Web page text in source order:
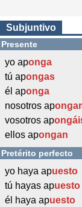
Subjuntivo
Presente
yo aponga
tú apongas
él aponga
nosotros ap
vosotros ap
ellos apongan
Pretérito perfecto
yo haya apuesto
tú hayas apuesto
él haya apuesto